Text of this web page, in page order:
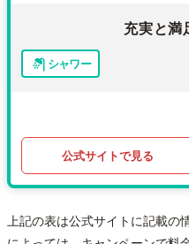
充実と満
シャワー
公式サイトで見る
上記の表は公式サイトに記載の